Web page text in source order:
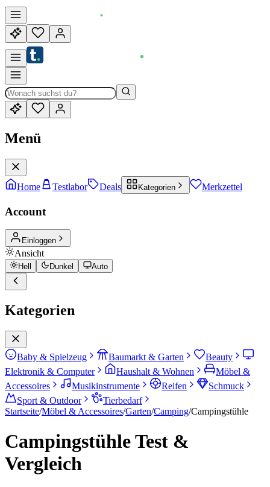
Menü
Home Testlabor Deals Kategorien Merkzettel
Account
Einloggen
Ansicht
Hell Dunkel Auto
Kategorien
Baby & Spielzeug Baumarkt & Garten
Beauty
Elektronik & Computer
Haushalt & Wohnen
Möbel &
Accessoires
Musikinstrumente Reifen
Schmuck
Sport & Outdoor
Tierbedarf
Startseite/Möbel & Accessoires/Garten/Camping/Campingstühle
CampingstühleTest &
Vergleich